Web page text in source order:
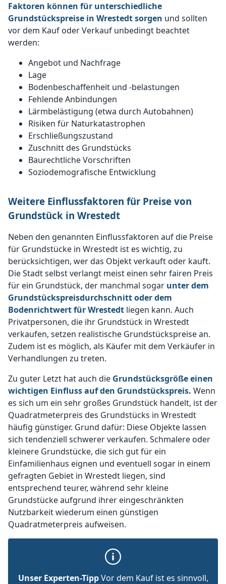
Faktoren können für unterschiedliche
Grundstückspreise in Wrestedt sorgen und sollten
vor dem Kauf oder Verkauf unbedingt beachtet
werden:
Angebot und Nachfrage
Lage
Bodenbeschaffenheit und -belastungen
Fehlende Anbindungen
Lärmbelästigung (etwa durch Autobahnen)
Risiken für Naturkatastrophen
Erschließungszustand
Zuschnitt des Grundstücks
Baurechtliche Vorschriften
Soziodemografische Entwicklung
Weitere Einflussfaktoren für Preise von
Grundstück in Wrestedt
Neben den genannten Einflussfaktoren auf die Preise
für Grundstücke in Wrestedt ist es wichtig, zu
berücksichtigen, wer das Objekt verkauft oder kauft.
Die Stadt selbst verlangt meist einen sehr fairen Preis
für ein Grundstück, der manchmal sogar unter dem
Grundstückspreisdurchschnitt oder dem
Bodenrichtwert für Wrestedt liegen kann. Auch
Privatpersonen, die ihr Grundstück in Wrestedt
verkaufen, setzen realistische Grundstückspreise an.
Zudem ist es möglich, als Käufer mit dem Verkäufer in
Verhandlungen zu treten.
Zu guter Letzt hat auch die Grundstücksgröße einen
wichtigen Einfluss auf den Grundstückspreis. Wenn
es sich um ein sehr großes Grundstück handelt, ist der
Quadratmeterpreis des Grundstücks in Wrestedt
häufig günstiger. Grund dafür: Diese Objekte lassen
sich tendenziell schwerer verkaufen. Schmalere oder
kleinere Grundstücke, die sich gut für ein
Einfamilienhaus eignen und eventuell sogar in einem
gefragten Gebiet in Wrestedt liegen, sind
entsprechend teurer, während sehr kleine
Grundstücke aufgrund ihrer eingeschränkten
Nutzbarkeit wiederum einen günstigen
Quadratmeterpreis aufweisen.
Unser Experten-TippVor dem Kauf ist es sinnvoll,